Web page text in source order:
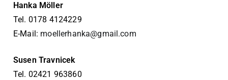
Hanka Möller
Tel. 0178 4124229
E-Mail: moellerhanka@gmail.com
Susen Travnicek
Tel. 02421 963860